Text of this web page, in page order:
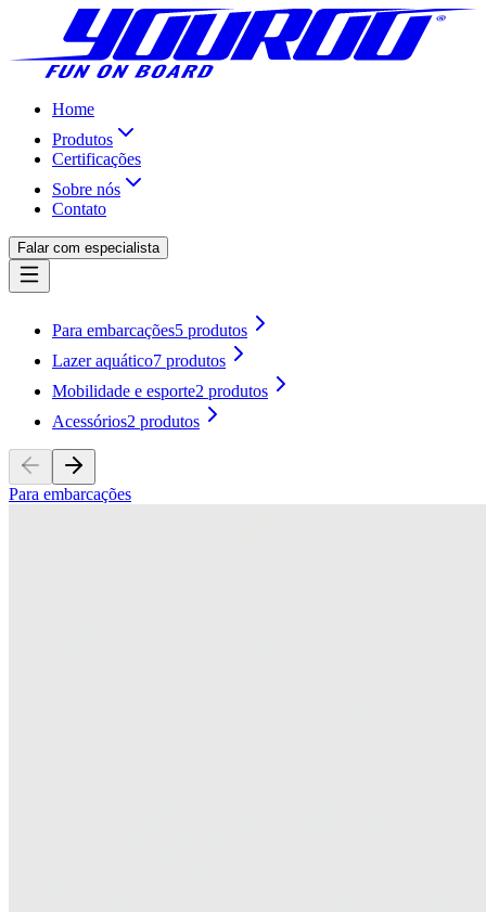
Home
Produtos
Certificações
Sobre nós
Contato
Falar com especialista
Para embarcações5 produtos
Lazer aquático7 produtos
Mobilidade e esporte2 produtos
Acessórios2 produtos
Para embarcações